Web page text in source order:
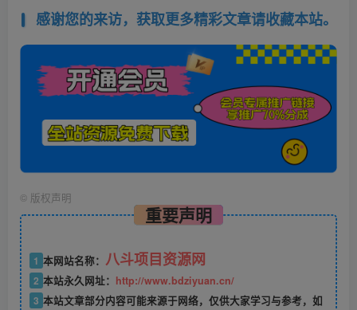
感谢您的来访，获取更多精彩文章请收藏本站。
© 版权声明
重要声明
1 本网站名称： 八斗项目资源网
2 本站永久网址： http://www.bdziyuan.cn/
3 本站文章部分内容可能来源于网络，仅供大家学习与参考，如